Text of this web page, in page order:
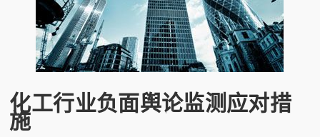
化工行业负面舆论监测应对措
施